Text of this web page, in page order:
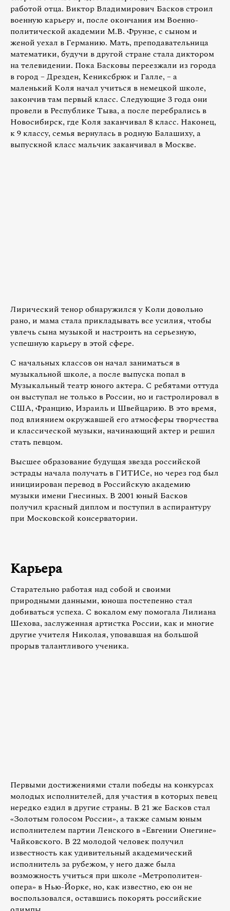
работой отца. Виктор Владимирович Басков строил
военную карьеру и, после окончания им Военно-
политической академии М.В. Фрунзе, с сыном и
женой уехал в Германию. Мать, преподавательница
математики, будучи в другой стране стала диктором
на телевидении. Пока Басковы переезжали из города
в город – Дрезден, Кениксбрюк и Галле, – а
маленький Коля начал учиться в немецкой школе,
закончив там первый класс. Следующие 3 года они
провели в Республике Тыва, а после перебрались в
Новосибирск, где Коля заканчивал 8 класс. Наконец,
к 9 классу, семья вернулась в родную Балашиху, а
выпускной класс мальчик заканчивал в Москве.
Лирический тенор обнаружился у Коли довольно
рано, и мама стала прикладывать все усилия, чтобы
увлечь сына музыкой и настроить на серьезную,
успешную карьеру в этой сфере.
С начальных классов он начал заниматься в
музыкальной школе, а после выпуска попал в
Музыкальный театр юного актера. С ребятами оттуда
он выступал не только в России, но и гастролировал в
США, Францию, Израиль и Швейцарию. В это время,
под влиянием окружавшей его атмосферы творчества
и классической музыки, начинающий актер и решил
стать певцом.
Высшее образование будущая звезда российской
эстрады начала получать в ГИТИСе, но через год был
инициирован перевод в Российскую академию
музыки имени Гнесиных. В 2001 юный Басков
получил красный диплом и поступил в аспирантуру
при Московской консерватории.
Карьера
Старательно работая над собой и своими
природными данными, юноша постепенно стал
добиваться успеха. С вокалом ему помогала Лилиана
Шехова, заслуженная артистка России, как и многие
другие учителя Николая, уповавшая на большой
прорыв талантливого ученика.
Первыми достижениями стали победы на конкурсах
молодых исполнителей, для участия в которых певец
нередко ездил в другие страны. В 21 же Басков стал
«Золотым голосом России», а также самым юным
исполнителем партии Ленского в «Евгении Онегине»
Чайковского. В 22 молодой человек получил
известность как удивительный академический
исполнитель за рубежом, у него даже была
возможность учиться при школе «Метрополитен-
опера» в Нью-Йорке, но, как известно, ею он не
воспользовался, оставшись покорять российские